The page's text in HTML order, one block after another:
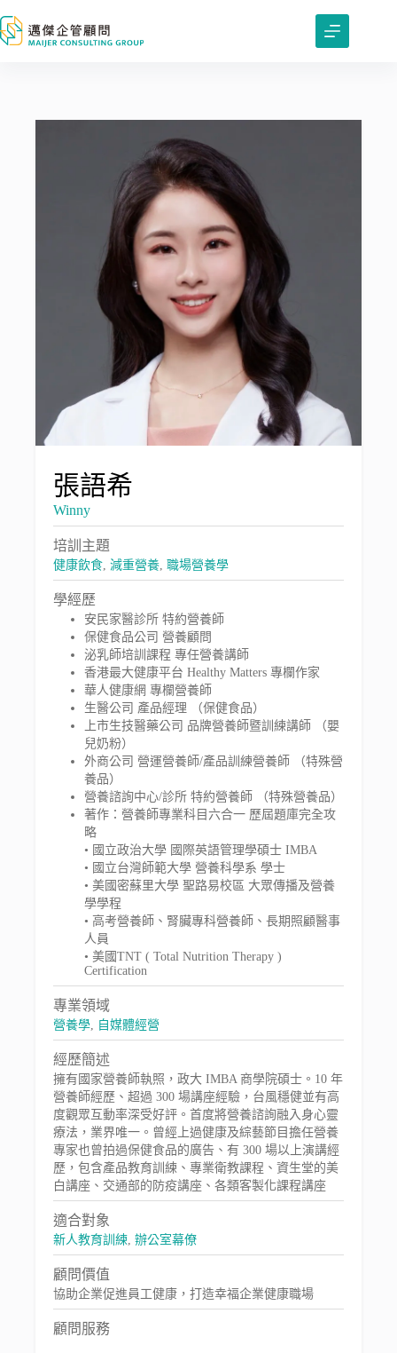
至
張語希
Winny
培訓主題
健康飲食,減重營養,職場營養學
學經歷
安民家醫診所 特約營養師
保健食品公司 營養顧問
泌乳師培訓課程 專任營養講師
香港最大健康平台 Healthy Matters 專欄作家
華人健康網 專欄營養師
生醫公司 產品經理 （保健食品）
上市生技醫藥公司 品牌營養師暨訓練講師 （嬰
兒奶粉）
外商公司 營運營養師/產品訓練營養師 （特殊營
養品）
營養諮詢中心/診所 特約營養師 （特殊營養品）
著作：營養師專業科目六合一 歷屆題庫完全攻
略
• 國立政治大學 國際英語管理學碩士 IMBA
• 國立台灣師範大學 營養科學系 學士
• 美國密蘇里大學 聖路易校區 大眾傳播及營養
學學程
• 高考營養師、腎臟專科營養師、長期照顧醫事
人員
• 美國TNT ( Total Nutrition Therapy )
Certification
專業領域
營養學, 自媒體經營
經歷簡述
擁有國家營養師執照，政大 IMBA 商學院碩士。10 年
營養師經歷、超過 300 場講座經驗，台風穩健並有高
度觀眾互動率深受好評。首度將營養諮詢融入身心靈
療法，業界唯一。曾經上過健康及綜藝節目擔任營養
專家也曾拍過保健食品的廣告、有 300 場以上演講經
歷，包含產品教育訓練、專業衛教課程、資生堂的美
白講座、交通部的防疫講座、各類客製化課程講座
適合對象
新人教育訓練,辦公室幕僚
顧問價值
協助企業促進員工健康，打造幸福企業健康職場
顧問服務